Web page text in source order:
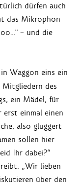
dürfen auch
das Mikrophon
– und die
Waggon eins ein
des
ein Mädel, für
einmal einen
also gluggert
sollen hier
Ihr dabei?“
„Wir lieben
über den